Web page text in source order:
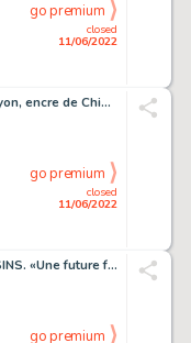
closed
11/06/2022
go premium
LA SALLE D'ATTENTE. Crayon, encre de Chine et encre...
closed
11/06/2022
go premium
ENSEMBLE DE DEUX DESSINS. «Une future femme de ministre» Feutre...
go premium